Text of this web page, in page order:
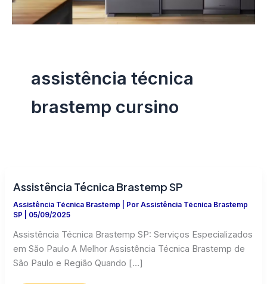
assistência técnica
brastemp cursino
Assistência Técnica Brastemp SP
Assistência Técnica Brastemp | PorAssistência Técnica Brastemp
SP
05/09/2025
Assistência Técnica Brastemp SP: Serviços Especializados
em São Paulo A Melhor Assistência Técnica Brastemp de
São Paulo e Região Quando […]